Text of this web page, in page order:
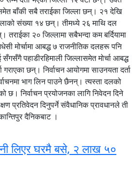
बाँकी सबै तराईका जिल्ला छन्। २१ देखि
संख्या १४ छन्। तीमध्ये २६ माथि दल
तराईका २० जिल्लामा सबैभन्दा कम बर्दियामा
मोर्चामा आबद्ध ७ राजनीतिक दलहरू पनि
पहाडीरहिमाली जिल्लासमेत मोर्चा आबद्ध
छन्। निर्वाचन आयोगमा साउनयता दर्ता
भाग लिन पाउने छैनन्। त्यस्ता दलको
निर्वाचन प्रयोजनका लागि निवेदन दिने
प्रतिवेदन दिनुपर्ने संवैधानिक प्रावधानले ती
दैनिकबाट ।
लिएर घरमै बसे, २ लाख ५०